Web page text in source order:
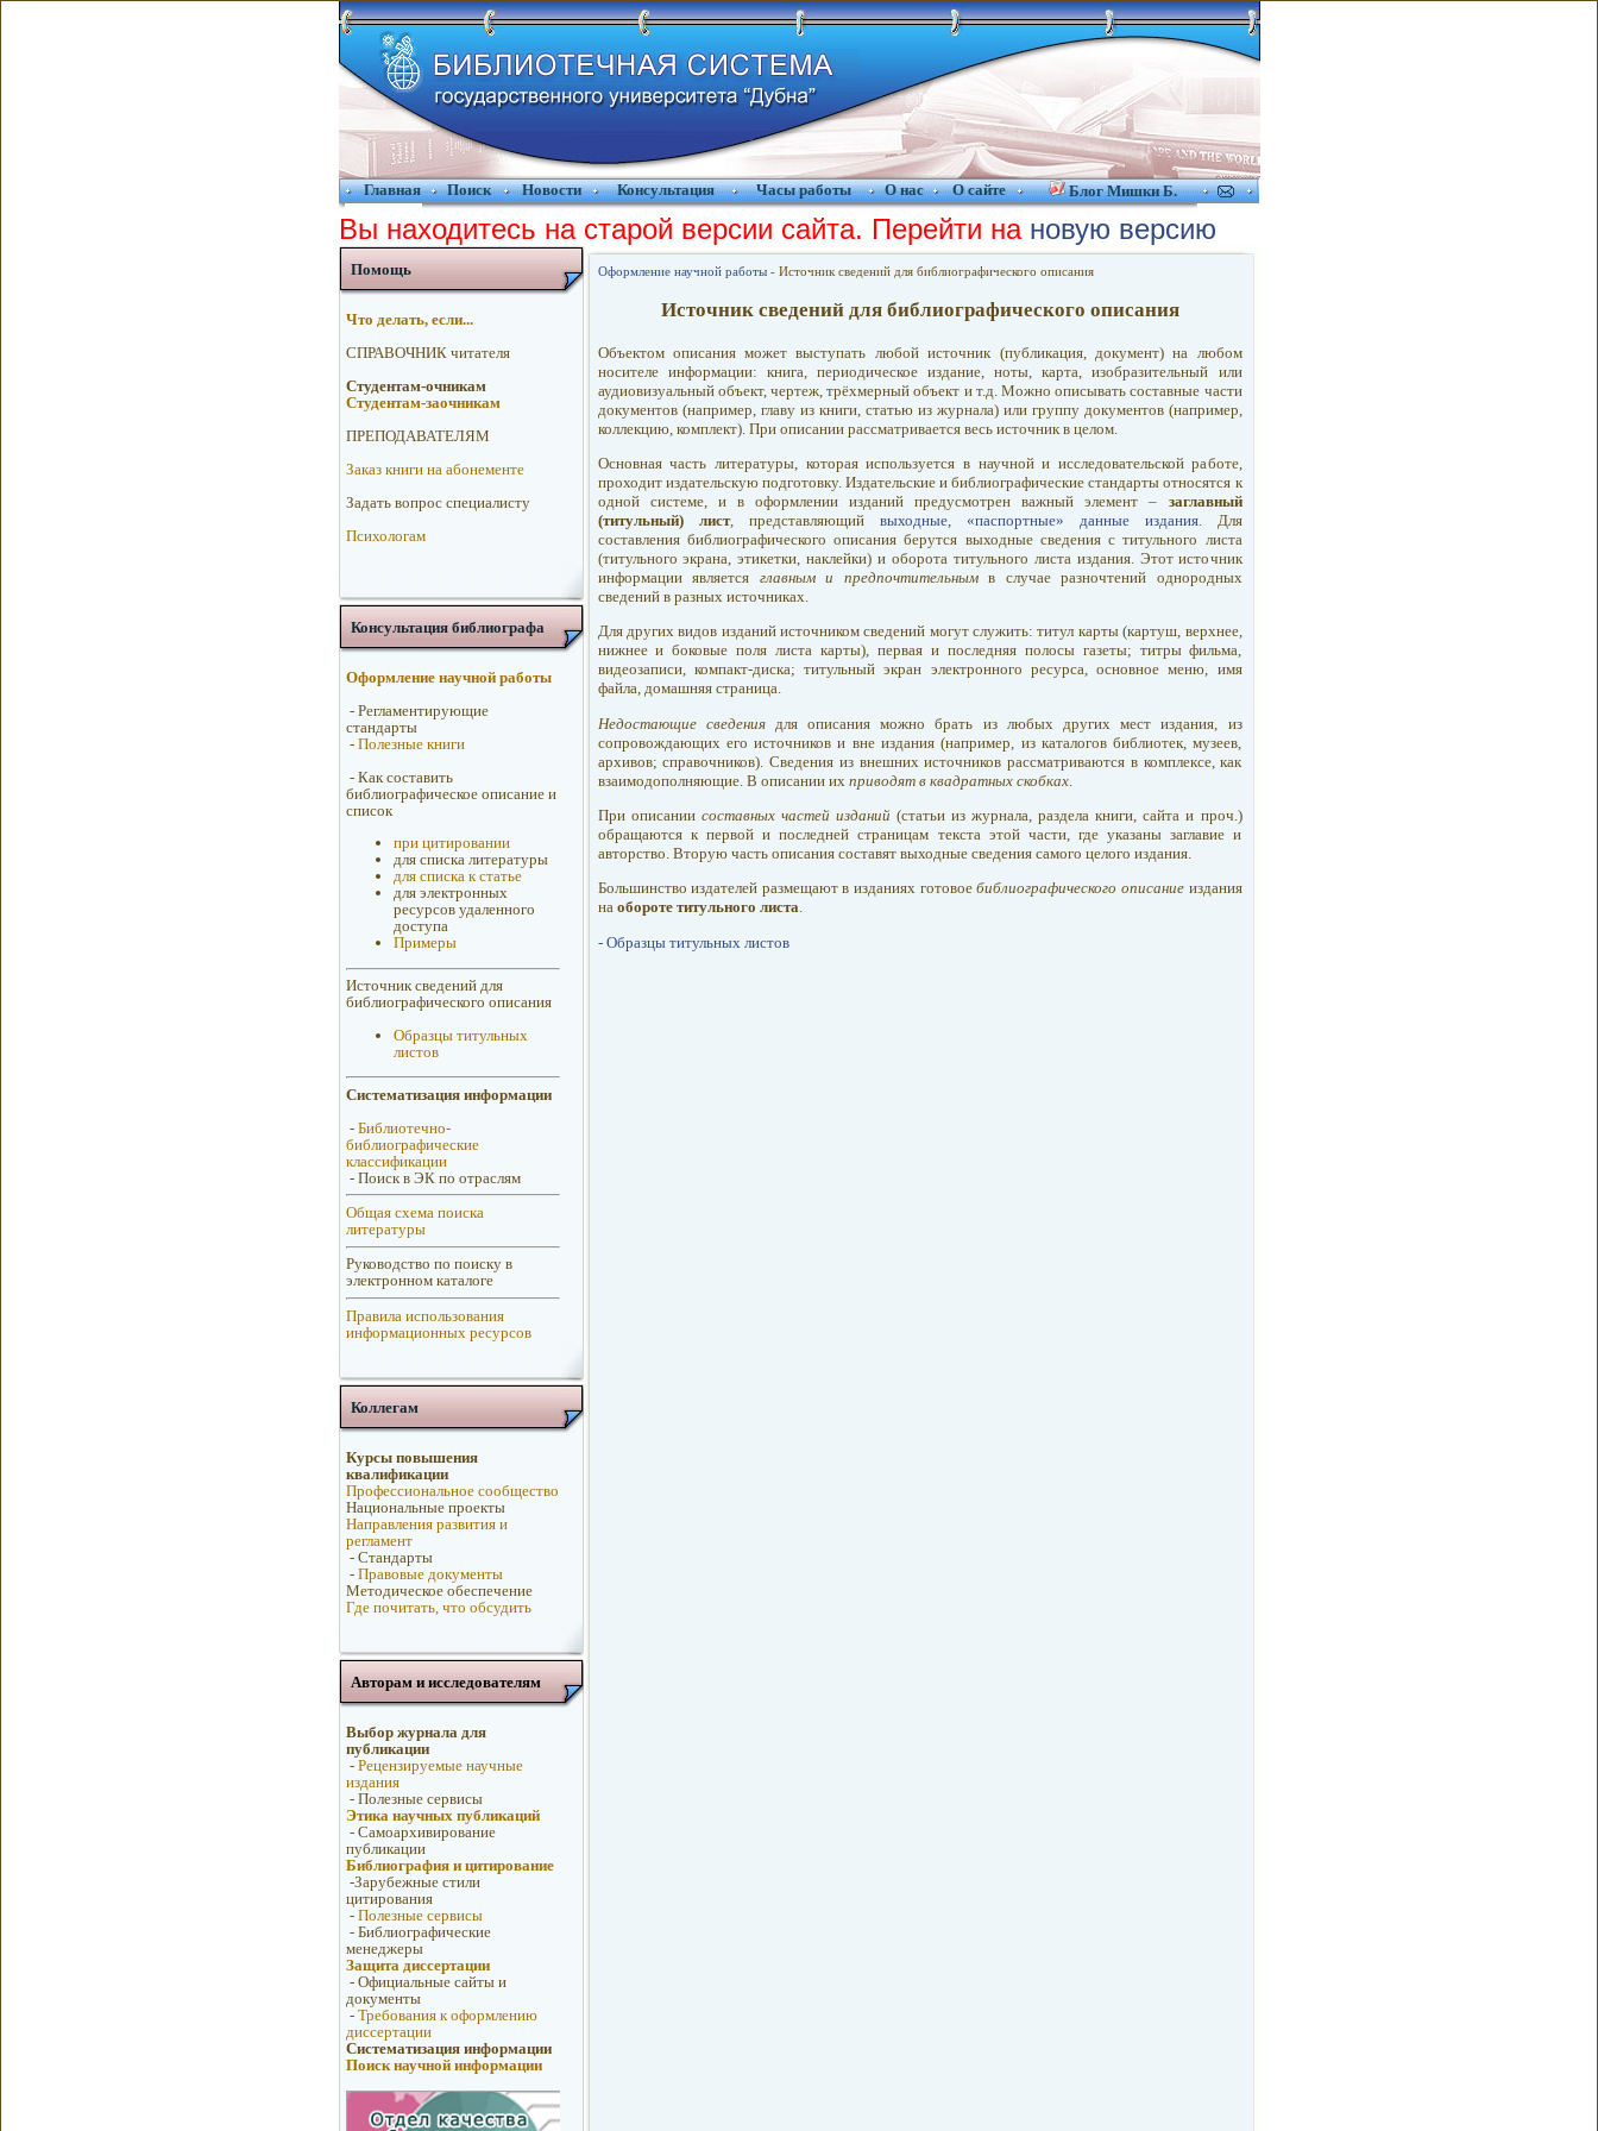
Главная Поиск Новости Консультация Часы работы О нас О сайте Блог Мишки Б.
Вы находитесь на старой версии сайта. Перейти на новую версию
Помощь
Что делать, если...
CПРАВОЧНИК читателя
Cтудентам-очникам
Cтудентам-заочникам
ПРЕПОДАВАТЕЛЯМ
Заказ книги на абонементе
Зaдaть вoпрос спeциалисту
Психологам
Консультация библиографа
Оформление научной работы
- Регламентирующие
стандарты
- Полезные книги
- Как составить
библиографическое описание и
список
при цитировании
для списка литературы
для списка к статье
для электронных
ресурсов удаленного
доступа
Примеры
Источник сведений для
библиографического описания
Образцы титульных
листов
Систематизация информации
- Библиотечно-
библиографические
классификации
- Поиск в ЭК по отраслям
Общая схема поиска
литературы
Руководство по поиску в
электронном каталоге
Правила использования
информационных ресурсов
Коллегам
Курсы повышения
квалификации
Профессиональное сообщество
Национальные проекты
Направления развития и
регламент
- Стандарты
- Правовые документы
Методическое обеспечение
Где почитать, что обсудить
Авторам и исследователям
Выбор журнала для
публикации
- Рецензируемые научные
издания
- Полезные сервисы
Этика научных публикаций
- Самоархивирование
публикации
Библиография и цитирование
-Зарубежные стили
цитирования
- Полезные сервисы
- Библиографические
менеджеры
Защита диссертации
- Официальные сайты и
документы
- Требования к оформлению
диссертации
Систематизация информации
Поиск научной информации
Оформление научной работы- Источник сведений для библиографического описания
Источник сведений для библиографического описания
Объектом описания может выступать любой источник (публикация, документ) на любом
носителе информации: книга, периодическое издание, ноты, карта, изобразительный или
аудиовизуальный объект, чертеж, трёхмерный объект и т.д. Можно описывать составные части
документов (например, главу из книги, статью из журнала) или группу документов (например,
коллекцию, комплект). При описании рассматривается весь источник в целом.
Основная часть литературы, которая используется в научной и исследовательской работе,
проходит издательскую подготовку. Издательские и библиографические стандарты относятся к
одной системе, и в оформлении изданий предусмотрен важный элемент – заглавный
(титульный) лист, представляющий выходные, «паспортные» данные издания. Для
составления библиографического описания берутся выходные сведения с титульного листа
(титульного экрана, этикетки, наклейки) и оборота титульного листа издания. Этот источник
информации является главным и предпочтительным в случае разночтений однородных
сведений в разных источниках.
Для других видов изданий источником сведений могут служить: титул карты (картуш, верхнее,
нижнее и боковые поля листа карты), первая и последняя полосы газеты; титры фильма,
видеозаписи, компакт-диска; титульный экран электронного ресурса, основное меню, имя
файла, домашняя страница.
Недостающие сведениядля описания можно брать из любых других мест издания, из
сопровождающих его источников и вне издания (например, из каталогов библиотек, музеев,
архивов; справочников). Сведения из внешних источников рассматриваются в комплексе, как
взаимодополняющие. В описании их приводят в квадратных скобках.
При описании составных частей изданий(статьи из журнала, раздела книги, сайта и проч.)
обращаются к первой и последней страницам текста этой части, где указаны заглавие и
авторство. Вторую часть описания составят выходные сведения самого целого издания.
Большинство издателей размещают в изданиях готовоебиблиографического описаниеиздания
на обороте титульного листа.
- Образцы титульных листов